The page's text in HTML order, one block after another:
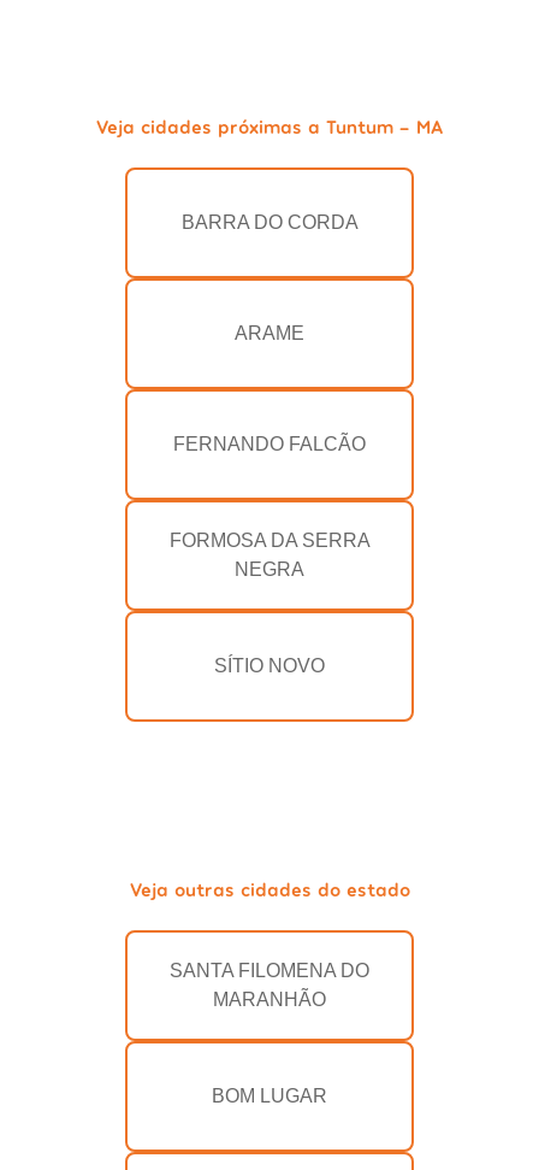
Veja cidades próximas a Tuntum - MA
BARRA DO CORDA
ARAME
FERNANDO FALCÃO
FORMOSA DA SERRA
NEGRA
SÍTIO NOVO
Veja outras cidades do estado
SANTA FILOMENA DO
MARANHÃO
BOM LUGAR